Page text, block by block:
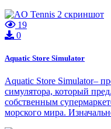
19
0
Aquatic Store Simulator
Aquatic Store Simulator–
симулятора, который
собственным
морского мира.